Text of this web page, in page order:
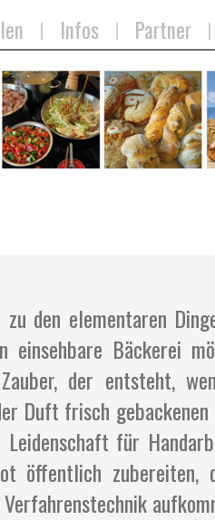
Infos Partner
den elementaren
einsehbare Bäckerei
der entsteht,
Duft frisch
für
öffentlich zubereiten,